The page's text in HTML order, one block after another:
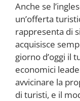
Anche se
un’offerta
rappresenta di
acquisisce
giorno d’oggi il
economici
avvicinare la
di turisti, e il